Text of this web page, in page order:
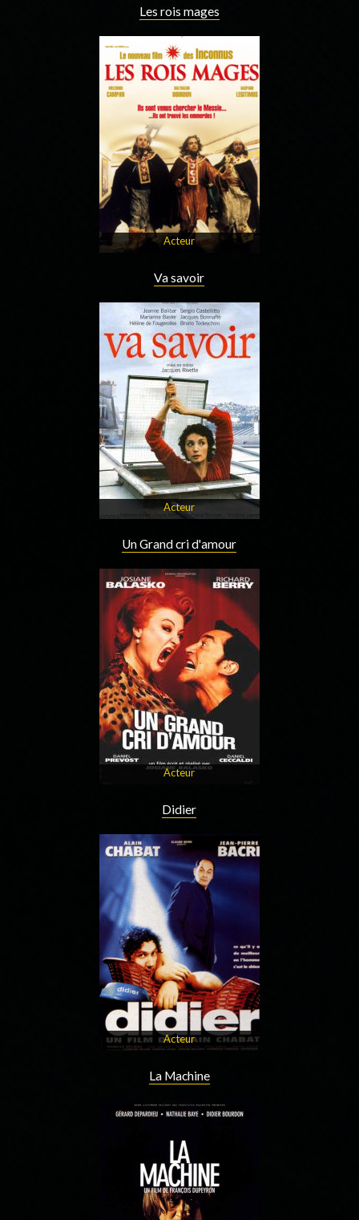
Les rois mages
Acteur
Va savoir
Acteur
Un Grand cri d'amour
Acteur
Didier
Acteur
La Machine